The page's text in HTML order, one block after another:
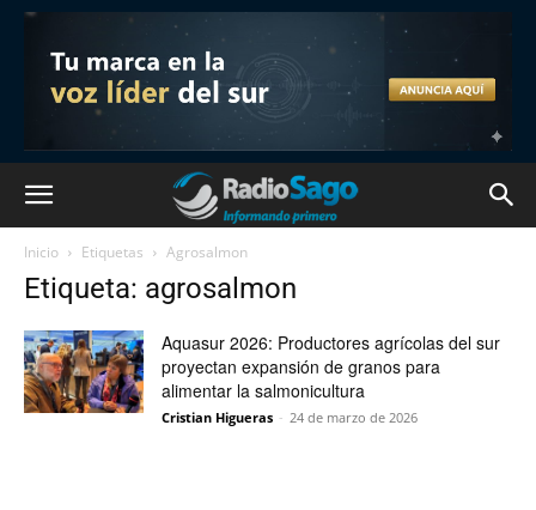
Inicio Etiquetas Agrosalmon
Etiqueta: agrosalmon
Aquasur 2026: Productores agrícolas del sur
proyectan expansión de granos para
alimentar la salmonicultura
Cristian Higueras - 24 de marzo de 2026